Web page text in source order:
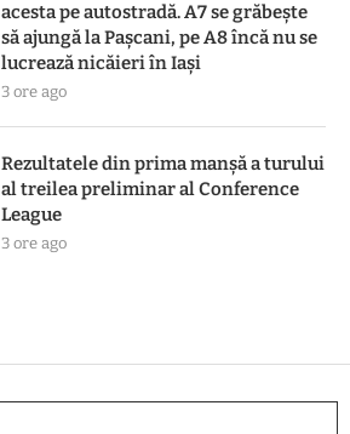
acesta pe autostradă. A7 se grăbește
să ajungă la Pașcani, pe A8 încă nu se
lucrează nicăieri în Iași
3 ore ago
Rezultatele din prima manşă a turului
al treilea preliminar al Conference
League
3 ore ago